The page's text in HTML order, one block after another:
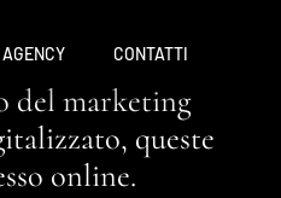
CONTATTI
del marketing
queste
online.